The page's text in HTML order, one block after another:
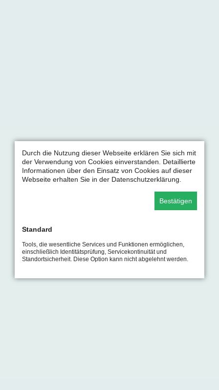
Durch die Nutzung dieser Webseite erklären Sie sich mit
der Verwendung von Cookies einverstanden. Detaillierte
Informationen über den Einsatz von Cookies auf dieser
Webseite erhalten Sie in der Datenschutzerklärung.
Bestätigen
Standard
Tools, die wesentliche Services und Funktionen ermöglichen,
einschließlich Identitätsprüfung, Servicekontinuität und
Standortsicherheit. Diese Option kann nicht abgelehnt werden.